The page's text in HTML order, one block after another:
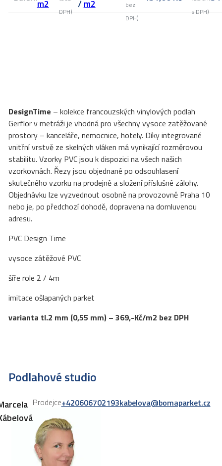
m2
DPH)
/m2
bez
DPH)
s DPH)
DesignTime – kolekce francouzských vinylových podlah
Gerflor v metráži je vhodná pro všechny vysoce zatěžované
prostory – kanceláře, nemocnice, hotely. Díky integrované
vnitřní vrstvě ze skelných vláken má vynikající rozměrovou
stabilitu. Vzorky PVC jsou k dispozici na všech našich
vzorkovnách. Řezy jsou objednané po odsouhlasení
skutečného vzorku na prodejně a složení příslušné zálohy.
Objednávku lze vyzvednout osobně na provozovně Praha 10
nebo je, po předchozí dohodě, dopravena na domluvenou
adresu.
PVC Design Time
vysoce zátěžové PVC
šíře role 2 / 4m
imitace ošlapaných parket
varianta tl.2 mm (0,55 mm) – 369,-Kč/m2 bez DPH
Podlahové studio
Prodejce+420606702193kabelova@bomaparket.cz